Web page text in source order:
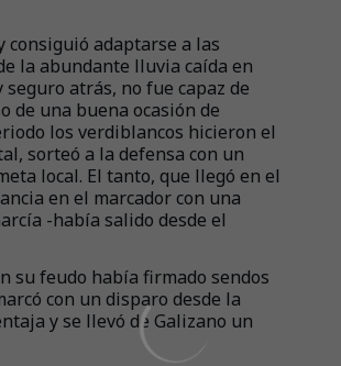
adaptarse a las
la abundante lluvia caída en
atrás, no fue capaz de
de una buena ocasión de
los verdiblancos hicieron el
sorteó a la defensa con un
local. El tanto, que llegó en el
en el marcador con una
-había salido desde el
su feudo había firmado sendos
con un disparo desde la
y se llevó de Galizano un